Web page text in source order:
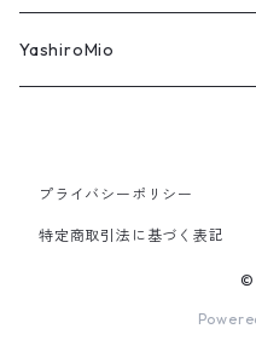
パーカー
Tシャツ
YashiroMio
モバイルバッテリー
プライバシーポリシー
特定商取引法に基づく表記
©